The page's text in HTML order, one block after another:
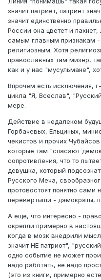
значит патриёт, патриёт
значит единственно
России она цветет и
самым главным признакам -
религиозным. Хотя
православных там мизер,
как и у нас "мусульмане",
Впрочем есть исключения,
цикла "Я, Всеслав",
мере.
Действие в недалеком
Горбачевых, Ельциных,
чекистов и прочих
которые там "спасают
сопротивления, что то
девушка, который
Русского Меча,
протовостоят понятно
перевертыши - дэмократы,
А еще, что интересно -
окрепли примерно в
когда в мозк внедрили
значит НЕ патриот",
одно событие не может
надо работать, не надо
(это из книги, примерно